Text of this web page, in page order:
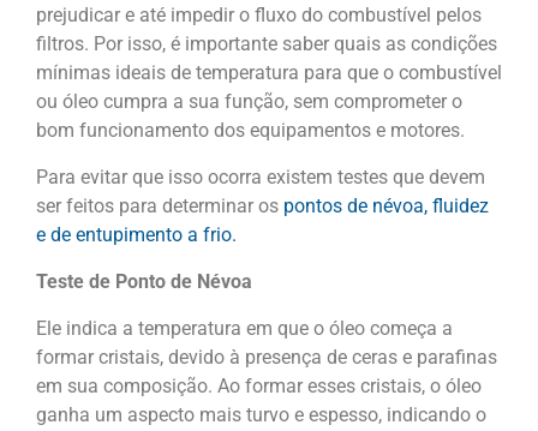
prejudicar e até impedir o fluxo do combustível pelos
filtros. Por isso, é importante saber quais as condições
mínimas ideais de temperatura para que o combustível
ou óleo cumpra a sua função, sem comprometer o
bom funcionamento dos equipamentos e motores.
Para evitar que isso ocorra existem testes que devem
ser feitos para determinar os pontos de névoa, fluidez
e de entupimento a frio.
Teste de Ponto de Névoa
Ele indica a temperatura em que o óleo começa a
formar cristais, devido à presença de ceras e parafinas
em sua composição. Ao formar esses cristais, o óleo
ganha um aspecto mais turvo e espesso, indicando o